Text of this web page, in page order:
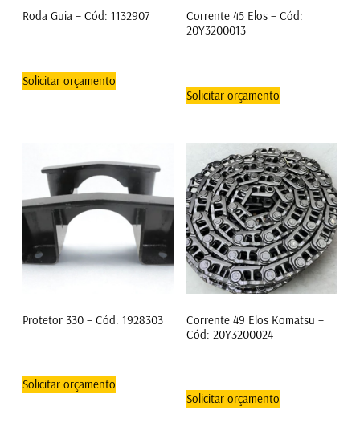
Roda Guia – Cód: 1132907
Solicitar orçamento
Corrente 45 Elos – Cód:
20Y3200013
Solicitar orçamento
Protetor 330 – Cód: 1928303
Solicitar orçamento
Corrente 49 Elos Komatsu –
Cód: 20Y3200024
Solicitar orçamento